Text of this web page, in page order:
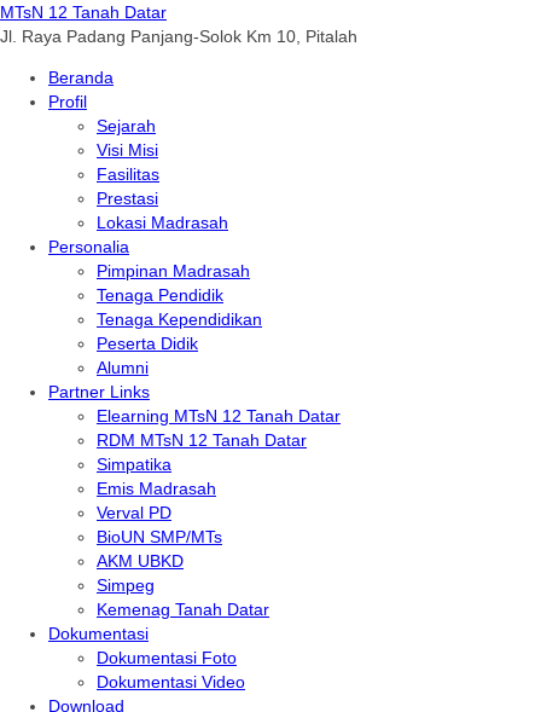
MTsN 12 Tanah Datar
Jl. Raya Padang Panjang-Solok Km 10, Pitalah
Beranda
Profil
Sejarah
Visi Misi
Fasilitas
Prestasi
Lokasi Madrasah
Personalia
Pimpinan Madrasah
Tenaga Pendidik
Tenaga Kependidikan
Peserta Didik
Alumni
Partner Links
Elearning MTsN 12 Tanah Datar
RDM MTsN 12 Tanah Datar
Simpatika
Emis Madrasah
Verval PD
BioUN SMP/MTs
AKM UBKD
Simpeg
Kemenag Tanah Datar
Dokumentasi
Dokumentasi Foto
Dokumentasi Video
Download